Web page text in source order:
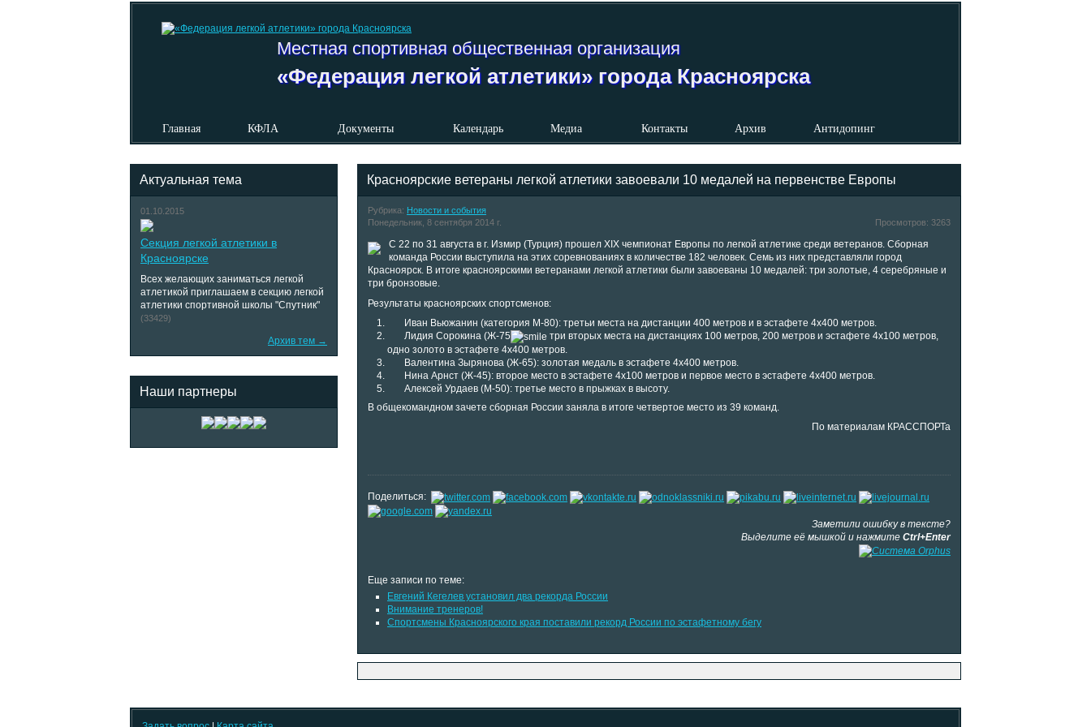
Местная спортивная общественная организация
«Федерация легкой атлетики» города Красноярска
Главная КФЛА Документы Календарь Медиа Контакты Архив Антидопинг
Актуальная тема
01.10.2015
Секция легкой атлетики в
Красноярске
Всех желающих заниматься легкой
атлетикой приглашаем в секцию легкой
атлетики спортивной школы "Спутник"
(33429)
Архив тем →
Наши партнеры
Красноярские ветераны легкой атлетики завоевали 10 медалей на первенстве Европы
Рубрика: Новости и события
Понедельник, 8 сентября 2014 г.
Просмотров: 3263
С 22 по 31 августа в г. Измир (Турция) прошел XIX чемпионат Европы по легкой атлетике среди ветеранов. Сборная
команда России выступила на этих соревнованиях в количестве 182 человек. Семь из них представляли город
Красноярск. В итоге красноярскими ветеранами легкой атлетики были завоеваны 10 медалей: три золотые, 4 серебряные и
три бронзовые.
Результаты красноярских спортсменов:
Иван Вьюжанин (категория М-80): третьи места на дистанции 400 метров и в эстафете 4х400 метров.
Лидия Сорокина (Ж-75
три вторых места на дистанциях 100 метров, 200 метров и эстафете 4х100 метров,
одно золото в эстафете 4х400 метров.
Валентина Зырянова (Ж-65): золотая медаль в эстафете 4х400 метров.
Нина Арнст (Ж-45): второе место в эстафете 4х100 метров и первое место в эстафете 4х400 метров.
Алексей Урдаев (М-50): третье место в прыжках в высоту.
В общекомандном зачете сборная России заняла в итоге четвертое место из 39 команд.
По материалам КРАССПОРТа
Поделиться:
Заметили ошибку в тексте?
Выделите её мышкой и нажмите Ctrl+Enter
Еще записи по теме:
Евгений Кегелев установил два рекорда России
Внимание тренеров!
Спортсмены Красноярского края поставили рекорд России по эстафетному бегу